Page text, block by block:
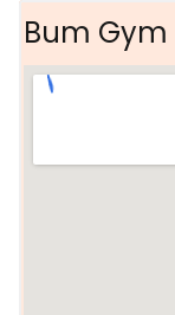
Bum Gym